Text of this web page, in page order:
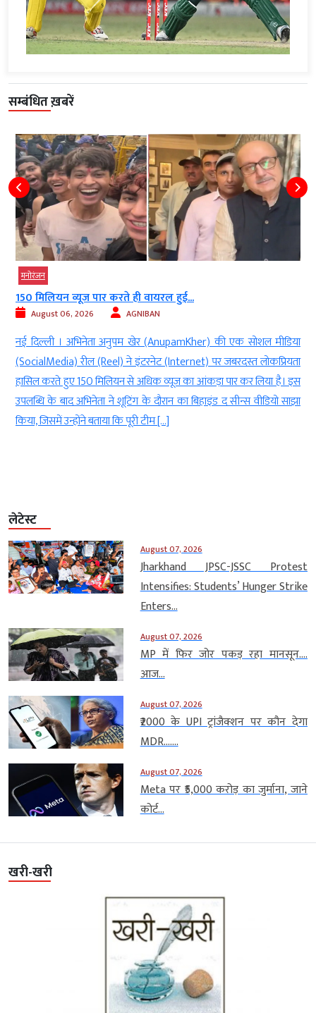
सम्बंधित ख़बरें
मनोरंजन
150 मिलियन व्यूज पार करते ही वायरल हुई...
August 06, 2026 AGNIBAN
नई दिल्ली । अभिनेता अनुपम खेर (AnupamKher) की एक सोशल मीडिया
(SocialMedia) रील (Reel) ने इंटरनेट (Internet) पर जबरदस्त लोकप्रियता
हासिल करते हुए 150 मिलियन से अधिक व्यूज का आंकड़ा पार कर लिया है। इस
उपलब्धि के बाद अभिनेता ने शूटिंग के दौरान का बिहाइंड द सीन्स वीडियो साझा
किया, जिसमें उन्होंने बताया कि पूरी टीम […]
लेटेस्ट
August 07, 2026
Jharkhand JPSC-JSSC Protest
Intensifies: Students’ Hunger Strike
Enters...
August 07, 2026
MP में फिर जोर पकड़ रहा मानसून….
आज...
August 07, 2026
₹2000 के UPI ट्रांजैक्शन पर कौन देगा
MDR…....
August 07, 2026
Meta पर ₹5,000 करोड़ का जुर्माना, जाने
कोर्ट...
खरी-खरी